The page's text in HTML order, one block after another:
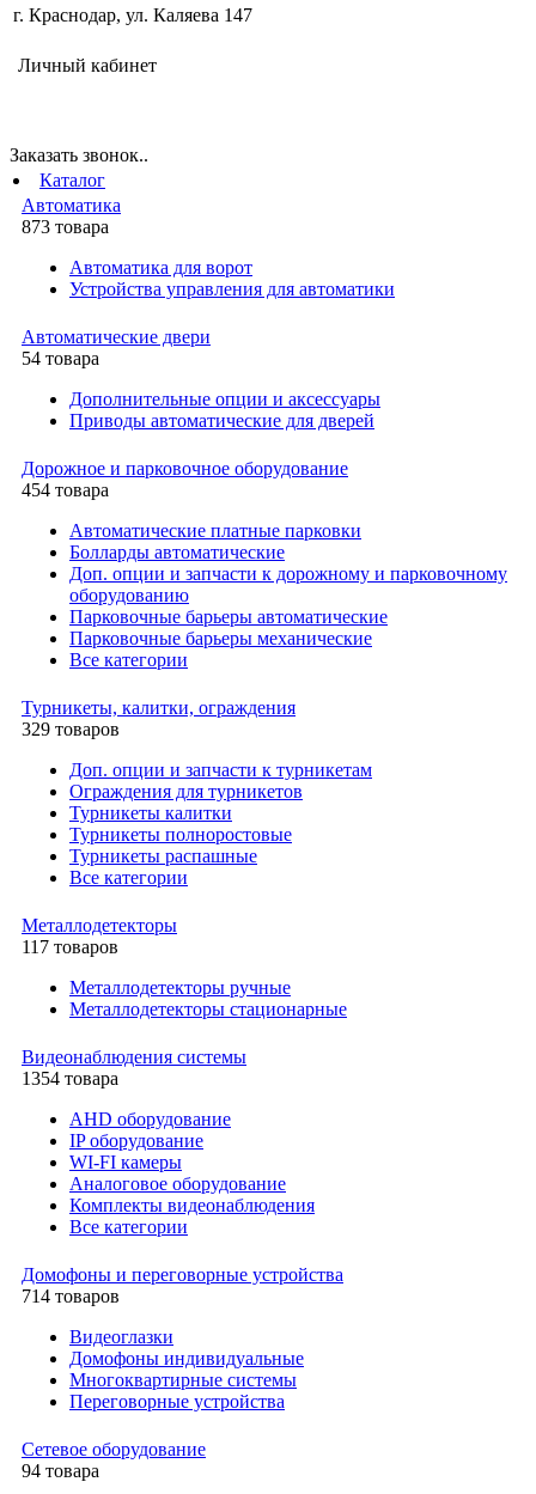
г. Краснодар, ул. Каляева 147
Личный кабинет
Заказать звонок..
Каталог
Автоматика
873 товара
Автоматика для ворот
Устройства управления для автоматики
Автоматические двери
54 товара
Дополнительные опции и аксессуары
Приводы автоматические для дверей
Дорожное и парковочное оборудование
454 товара
Автоматические платные парковки
Болларды автоматические
Доп. опции и запчасти к дорожному и парковочному
оборудованию
Парковочные барьеры автоматические
Парковочные барьеры механические
Все категории
Турникеты, калитки, ограждения
329 товаров
Доп. опции и запчасти к турникетам
Ограждения для турникетов
Турникеты калитки
Турникеты полноростовые
Турникеты распашные
Все категории
Металлодетекторы
117 товаров
Металлодетекторы ручные
Металлодетекторы стационарные
Видеонаблюдения cистемы
1354 товара
AHD оборудование
IP оборудование
WI-FI камеры
Аналоговое оборудование
Комплекты видеонаблюдения
Все категории
Домофоны и переговорные устройства
714 товаров
Видеоглазки
Домофоны индивидуальные
Многоквартирные системы
Переговорные устройства
Сетевое оборудование
94 товара